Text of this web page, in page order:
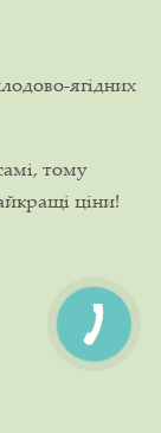
ягідних
тому
ціни!